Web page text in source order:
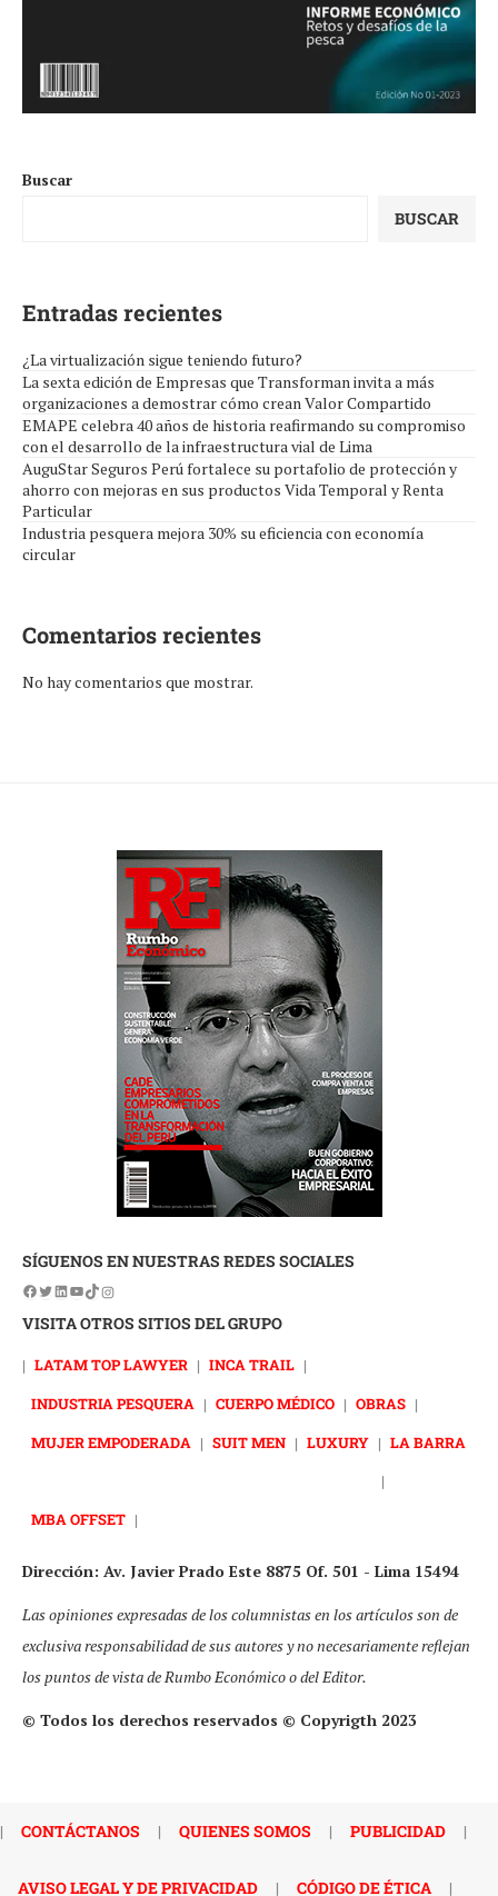
Buscar
BUSCAR
Entradas recientes
¿La virtualización sigue teniendo futuro?
La sexta edición de Empresas que Transforman invita a más
organizaciones a demostrar cómo crean Valor Compartido
EMAPE celebra 40 años de historia reafirmando su compromiso
con el desarrollo de la infraestructura vial de Lima
AuguStar Seguros Perú fortalece su portafolio de protección y
ahorro con mejoras en sus productos Vida Temporal y Renta
Particular
Industria pesquera mejora 30% su eficiencia con economía
circular
Comentarios recientes
No hay comentarios que mostrar.
SÍGUENOS EN NUESTRAS REDES SOCIALES
VISITA OTROS SITIOS DEL GRUPO
| LATAM TOP LAWYER | INCA TRAIL |
INDUSTRIA PESQUERA | CUERPO MÉDICO | OBRAS |
MUJER EMPODERADA | SUIT MEN | LUXURY | LA BARRA
|
MBA OFFSET |
Dirección: Av. Javier Prado Este 8875 Of. 501 - Lima 15494
Las opiniones expresadas de los columnistas en los artículos son de
exclusiva responsabilidad de sus autores y no necesariamente reflejan
los puntos de vista de Rumbo Económico o del Editor.
© Todos los derechos reservados © Copyrigth 2023
| CONTÁCTANOS | QUIENES SOMOS | PUBLICIDAD |
AVISO LEGAL Y DE PRIVACIDAD | CÓDIGO DE ÉTICA |